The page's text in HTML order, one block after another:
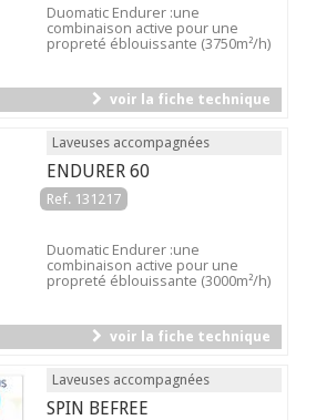
Duomatic Endurer :une
combinaison active pour une
propreté éblouissante (3750m²/h)
voir la fiche technique
Laveuses accompagnées
ENDURER 60
Ref. 131217
Duomatic Endurer :une
combinaison active pour une
propreté éblouissante (3000m²/h)
voir la fiche technique
Laveuses accompagnées
SPIN BEFREE